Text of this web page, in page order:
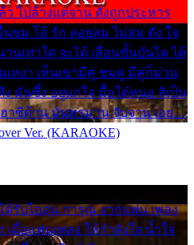
ว ไปล้างแต่จาน ดั่งถูกประหาร
นขม โอ้ รัก ลอยลม ไม่สม ดัง ใจ
นเท่าใด จะได้ เลื่อนขั้นบันได ได้
เหงา เห็นเขามีคู่ ซมดู มีคู่ก็ม่วน
ง มันซึ้ง อยู่แก่ใจ มื้อใด๋หนอ สิเป็น
ฮาซิด้าน มันทรมาน จับจาน เอย…
Ver. (KARAOKE)
รับไออุ่น การุณ จากแฟน เพลง
เมื่อแฟนเพลง ให้กำลังใจ น้ำใจ